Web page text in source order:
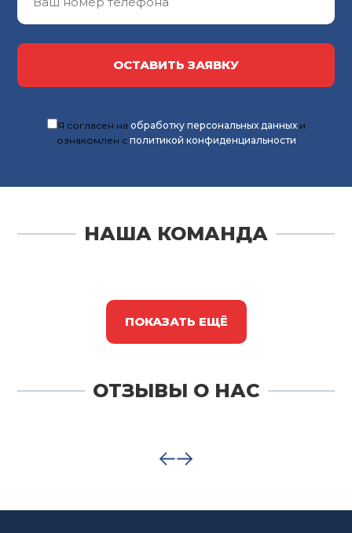
ОСТАВИТЬ ЗАЯВКУ
Я согласен на обработку персональных данныхи
ознакомлен с политикой конфиденциальности
НАША КОМАНДА
ПОКАЗАТЬ ЕЩЁ
ОТЗЫВЫ О НАС